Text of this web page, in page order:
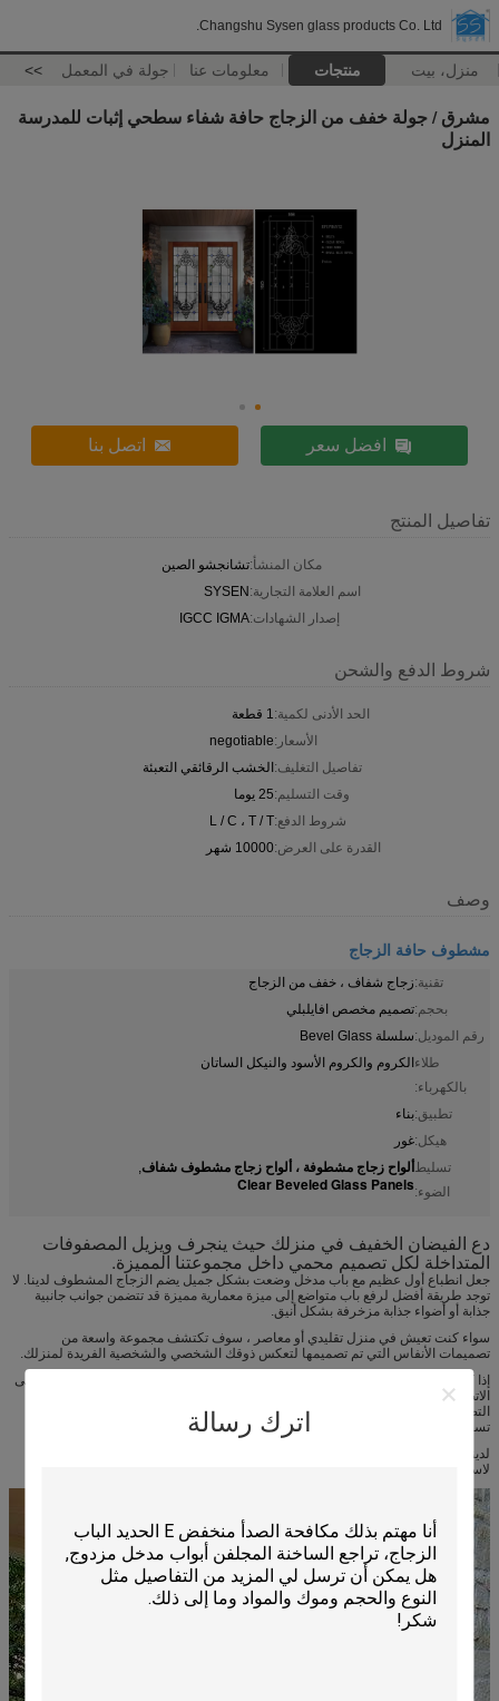
Changshu Sysen glass products Co. Ltd.
منزل، بيت منتجات معلومات عنا جولة في المعمل >>
اترك رسالة
مشرق / جولة خفف من الزجاج حافة شفاء سطحي إثبات للمدرسة
المنزل
افضل سعر اتصل بنا
تفاصيل المنتج
مكان المنشأ:تشانجشو الصين
اسم العلامة التجارية:SYSEN
إصدار الشهادات:IGCC IGMA
شروط الدفع والشحن
الحد الأدنى لكمية:1 قطعة
الأسعار:negotiable
تفاصيل التغليف:الخشب الرقائقي التعبئة
وقت التسليم:25 يوما
شروط الدفع:L / C ، T / T
القدرة على العرض:10000 شهر
وصف
مشطوف حافة الزجاج
تقنية:زجاج شفاف ، خفف من الزجاج
بحجم:تصميم مخصص افايلبلي
رقم الموديل:سلسلة Bevel Glass
طلاء
بالكهرباء:
الكروم والكروم الأسود والنيكل الساتان
تطبيق:بناء
هيكل:غور
تسليط
الضوء:
ألواح زجاج مشطوفة ، ألواح زجاج مشطوف شفاف,
Clear Beveled Glass Panels
دع الفيضان الخفيف في منزلك حيث ينجرف ويزيل المصفوفات
المتداخلة لكل تصميم محمي داخل مجموعتنا المميزة.
جعل انطباع أول عظيم مع باب مدخل وضعت بشكل جميل يضم الزجاج المشطوف لدينا. لا
توجد طريقة أفضل لرفع باب متواضع إلى ميزة معمارية مميزة قد تتضمن جوانب جانبية
جذابة أو أضواء جذابة مزخرفة بشكل أنيق.
سواء كنت تعيش في منزل تقليدي أو معاصر ، سوف تكتشف مجموعة واسعة من
تصميمات الأنفاس التي تم تصميمها لتعكس ذوقك الشخصي والشخصية الفريدة لمنزلك.
إذا كنت تحتاج إلى أي مساعدة أو مزيد من المعلومات حول مجموعة الزجاج المائل ، يرجى
التصميمات المعقدة ، أو حتى تصميمات الزجاج المشطوف الملونة ، كل واحدة يمكن أن
تستكمل بالمستوى المطلوب من التعتيم زجاج الخصوصية.
لدينا مجموعة من التصاميم واسعة - فلماذا لا تقوم بتنزيل كتيب زجاج الباب المائل لدينا
لاستكشاف النطاق وإضافة ذلك البعد الإضافي إلى بابك أو نافذتك.